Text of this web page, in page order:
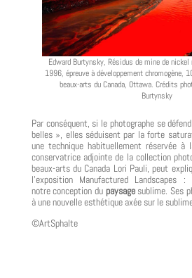
Edward Burtynsky, Résidus de mine de nickel
1996, épreuve à développement chromogène,
beaux-arts du Canada, Ottawa. Crédits
Burtynsky
Par conséquent, si le photographe se
belles », elles séduisent par la forte
une technique habituellement réservée à
conservatrice adjointe de la collection
beaux-arts du Canada Lori Pauli, peut
l’exposition Manufactured
notre conception du paysagesublime. Ses
à une nouvelle esthétique axée sur le
©ArtSphalte